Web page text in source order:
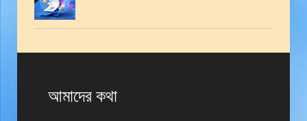
আমাদের কথা